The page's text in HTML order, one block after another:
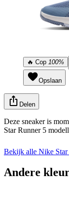
🔥 Cop 100%
Opslaan
Delen
Deze sneaker is
Star Runner 5
Bekijk alle Nike Star
Andere